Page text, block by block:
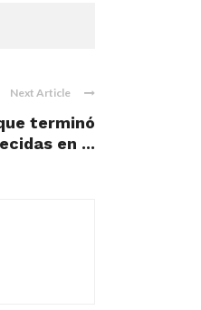
Next Article
terminó
en ...